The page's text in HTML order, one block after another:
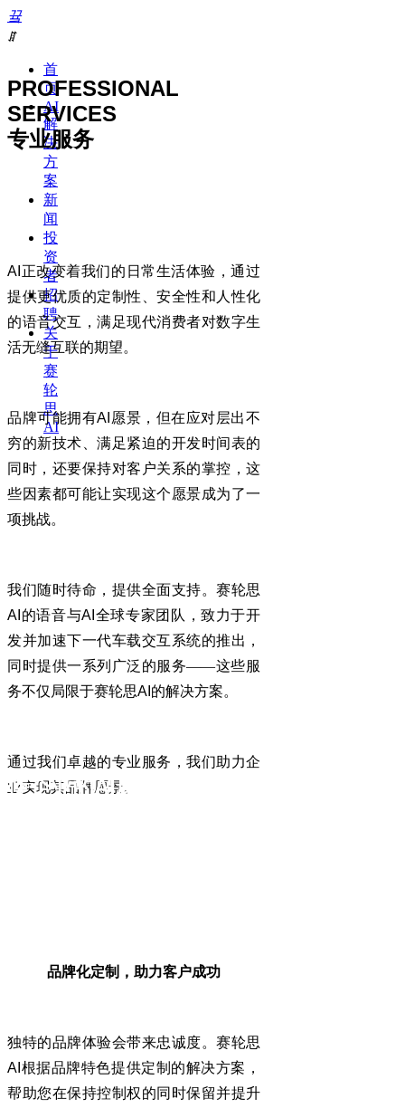
끀
ꁲ
首
页
AI
解
决
方
案
新
闻
投
资
者
招
聘
关
于
赛
轮
思
AI
PROFESSIONAL
SERVICES
专业服务
AI 正改变着我们的日常生活体验，通过
提供更优质的定制性、安全性和人性化
的语音交互，满足现代消费者对数字生
活无缝互联的期望。
品牌可能拥有AI 愿景，但在应对层出不
穷的新技术、满足紧迫的开发时间表的
同时，还要保持对客户关系的掌控，这
些因素都可能让实现这个愿景成为了一
项挑战。
我们随时待命，提供全面支持。赛轮思
AI 的语音与AI 全球专家团队，致力于开
发并加速下一代车载交互系统的推出，
同时提供一系列广泛的服务——这些服
务不仅局限于赛轮思AI 的解决方案。
通过我们卓越的专业服务，我们助力企
业实现其品牌愿景。
使企业的AI愿景成为现实
品牌化定制，助力客户成功
独特的品牌体验会带来忠诚度。赛轮思
AI 根据品牌特色提供定制的解决方案，
帮助您在保持控制权的同时保留并提升